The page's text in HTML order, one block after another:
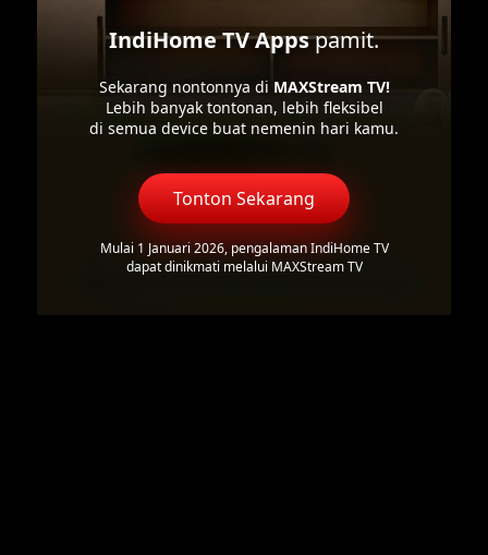
IndiHome TV Appspamit.
Sekarang nontonnya di MAXStream TV!
Lebih banyak tontonan, lebih fleksibel
di semua device buat nemenin hari kamu.
Tonton Sekarang
Mulai 1 Januari 2026, pengalaman IndiHome TV
dapat dinikmati melalui MAXStream TV